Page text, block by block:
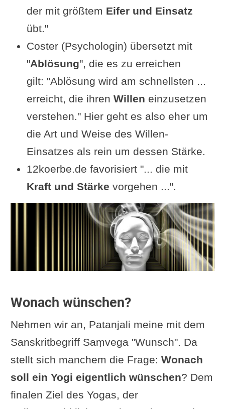
der mit größtem Eifer und Einsatz
übt."
Coster (Psychologin) übersetzt mit
"Ablösung", die es zu erreichen
gilt: "Ablösung wird am schnellsten ...
erreicht, die ihren Willen einzusetzen
verstehen." Hier geht es also eher um
die Art und Weise des Willen-
Einsatzes als rein um dessen Stärke.
12koerbe.de favorisiert "... die mit
Kraft und Stärke vorgehen ...".
Wonach wünschen?
Nehmen wir an, Patanjali meine mit dem
Sanskritbegriff Saṃvega "Wunsch". Da
stellt sich manchem die Frage: Wonach
soll ein Yogi eigentlich wünschen? Dem
finalen Ziel des Yogas, der